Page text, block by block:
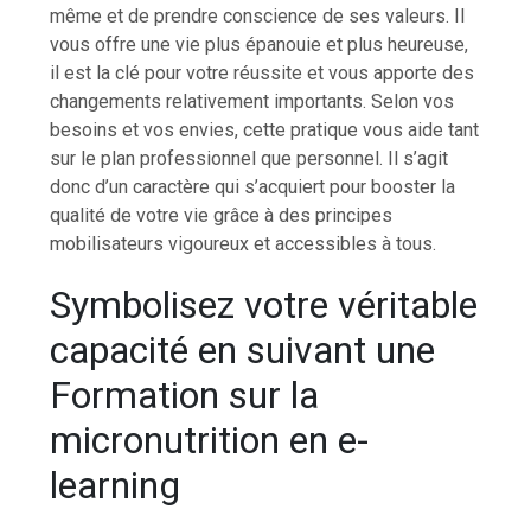
même et de prendre conscience de ses valeurs. Il
vous offre une vie plus épanouie et plus heureuse,
il est la clé pour votre réussite et vous apporte des
changements relativement importants. Selon vos
besoins et vos envies, cette pratique vous aide tant
sur le plan professionnel que personnel. Il s’agit
donc d’un caractère qui s’acquiert pour booster la
qualité de votre vie grâce à des principes
mobilisateurs vigoureux et accessibles à tous.
Symbolisez votre véritable
capacité en suivant une
Formation sur la
micronutrition en e-
learning